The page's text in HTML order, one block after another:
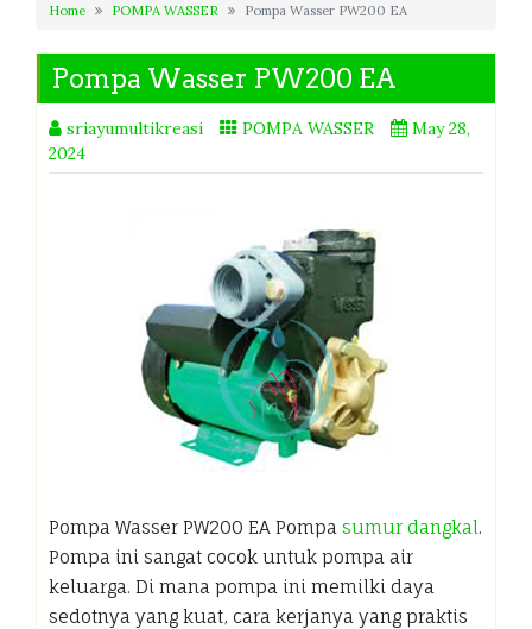
Home POMPA WASSER Pompa Wasser PW200 EA
Pompa Wasser PW200 EA
sriayumultikreasi POMPA WASSER
May 28,
2024
Pompa Wasser PW200 EA Pompa sumur dangkal.
Pompa ini sangat cocok untuk pompa air
keluarga. Di mana pompa ini memilki daya
sedotnya yang kuat, cara kerjanya yang praktis